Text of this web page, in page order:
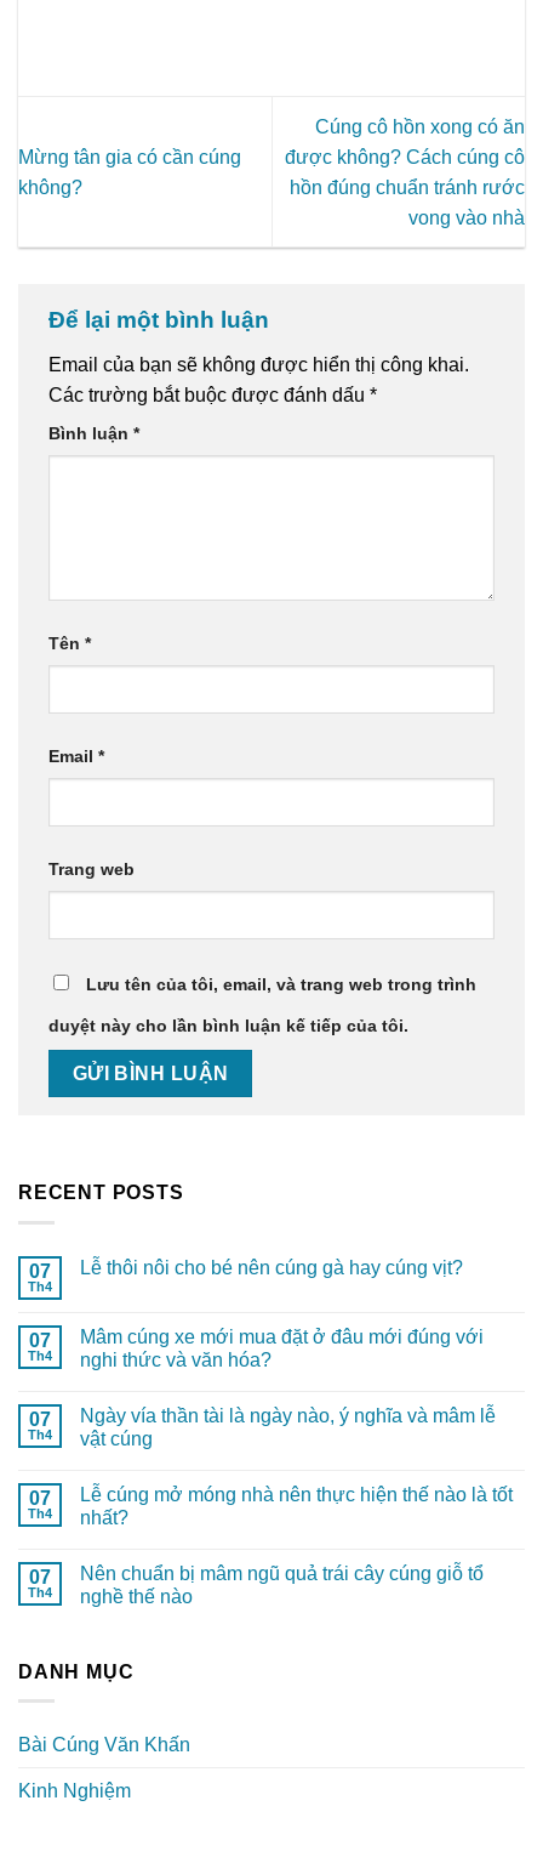
Mừng tân gia có cần cúng
không?
Cúng cô hồn xong có ăn
được không? Cách cúng cô
hồn đúng chuẩn tránh rước
vong vào nhà
Để lại một bình luận
Email của bạn sẽ không được hiển thị công khai.
Các trường bắt buộc được đánh dấu *
Bình luận *
Tên *
Email *
Trang web
Lưu tên của tôi, email, và trang web trong trình
duyệt này cho lần bình luận kế tiếp của tôi.
RECENT POSTS
07
Th4
Lễ thôi nôi cho bé nên cúng gà hay cúng vịt?
07
Th4
Mâm cúng xe mới mua đặt ở đâu mới đúng với
nghi thức và văn hóa?
07
Th4
Ngày vía thần tài là ngày nào, ý nghĩa và mâm lễ
vật cúng
07
Th4
Lễ cúng mở móng nhà nên thực hiện thế nào là tốt
nhất?
07
Th4
Nên chuẩn bị mâm ngũ quả trái cây cúng giỗ tổ
nghề thế nào
DANH MỤC
Bài Cúng Văn Khấn
Kinh Nghiệm